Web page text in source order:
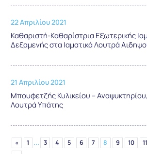
22 Απριλίου 2021
Καθαριστή-Καθαρίστρια Εξωτερικής
Δεξαμενής στα Ιαματικά Λουτρά
21 Απριλίου 2021
Μπουφετζής Κυλικείου –
Λουτρά Υπάτης
« 1 ... 3 4 5 6 7 8 9 10 11